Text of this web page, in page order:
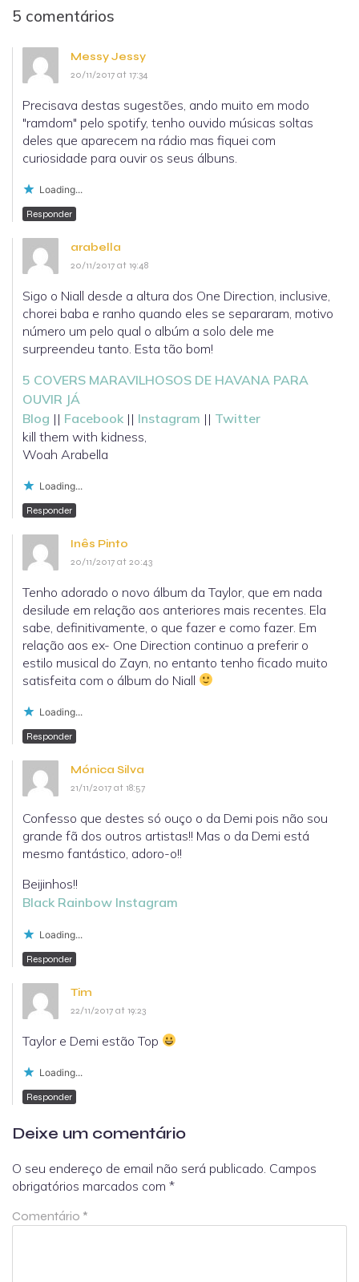
5 comentários
Messy Jessy
20/11/2017 at 17:34
Precisava destas sugestões, ando muito em modo
"ramdom" pelo spotify, tenho ouvido músicas soltas
deles que aparecem na rádio mas fiquei com
curiosidade para ouvir os seus álbuns.
Loading...
Responder
arabella
20/11/2017 at 19:48
Sigo o Niall desde a altura dos One Direction, inclusive,
chorei baba e ranho quando eles se separaram, motivo
número um pelo qual o albúm a solo dele me
surpreendeu tanto. Esta tão bom!
5 COVERS MARAVILHOSOS DE HAVANA PARA
OUVIR JÁ
Blog || Facebook || Instagram || Twitter
kill them with kidness,
Woah Arabella
Loading...
Responder
Inês Pinto
20/11/2017 at 20:43
Tenho adorado o novo álbum da Taylor, que em nada
desilude em relação aos anteriores mais recentes. Ela
sabe, definitivamente, o que fazer e como fazer. Em
relação aos ex- One Direction continuo a preferir o
estilo musical do Zayn, no entanto tenho ficado muito
satisfeita com o álbum do Niall
Loading...
Responder
Mónica Silva
21/11/2017 at 18:57
Confesso que destes só ouço o da Demi pois não sou
grande fã dos outros artistas!! Mas o da Demi está
mesmo fantástico, adoro-o!!
Beijinhos!!
Black Rainbow Instagram
Loading...
Responder
Tim
22/11/2017 at 19:23
Taylor e Demi estão Top
Loading...
Responder
Deixe um comentário
O seu endereço de email não será publicado. Campos
obrigatórios marcados com *
Comentário *